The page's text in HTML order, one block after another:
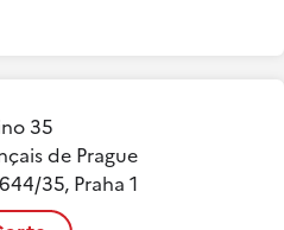
35
de Prague
35, Praha 1